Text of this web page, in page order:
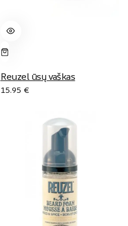
Reuzel ūsų vaškas
15.95 €